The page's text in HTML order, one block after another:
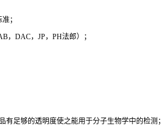
；
，DAC，JP，PH法郎）；
足够的透明度使之能用于分子生物学中的检测；